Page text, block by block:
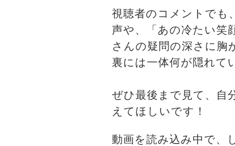
視聴者のコメントでも
声や、「あの冷たい笑
さんの疑問の深さに胸
裏には一体何が隠れて
ぜひ最後まで見て、自
えてほしいです！
動画を読み込み中で、